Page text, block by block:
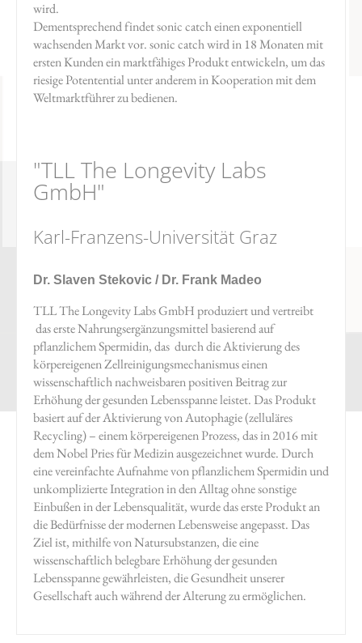
wird.
Dementsprechend findet sonic catch einen exponentiell
wachsenden Markt vor. sonic catch wird in 18 Monaten mit
ersten Kunden ein marktfähiges Produkt entwickeln, um das
riesige Potentential unter anderem in Kooperation mit dem
Weltmarktführer zu bedienen.
"TLL The Longevity Labs
GmbH"
Karl-Franzens-Universität Graz
Dr. Slaven Stekovic / Dr. Frank Madeo
TLL The Longevity Labs GmbH produziert und vertreibt
das erste Nahrungsergänzungsmittel basierend auf
pflanzlichem Spermidin, das durch die Aktivierung des
körpereigenen Zellreinigungsmechanismus einen
wissenschaftlich nachweisbaren positiven Beitrag zur
Erhöhung der gesunden Lebensspanne leistet. Das Produkt
basiert auf der Aktivierung von Autophagie (zelluläres
Recycling) – einem körpereigenen Prozess, das in 2016 mit
dem Nobel Pries für Medizin ausgezeichnet wurde. Durch
eine vereinfachte Aufnahme von pflanzlichem Spermidin und
unkomplizierte Integration in den Alltag ohne sonstige
Einbußen in der Lebensqualität, wurde das erste Produkt an
die Bedürfnisse der modernen Lebensweise angepasst. Das
Ziel ist, mithilfe von Natursubstanzen, die eine
wissenschaftlich belegbare Erhöhung der gesunden
Lebensspanne gewährleisten, die Gesundheit unserer
Gesellschaft auch während der Alterung zu ermöglichen.